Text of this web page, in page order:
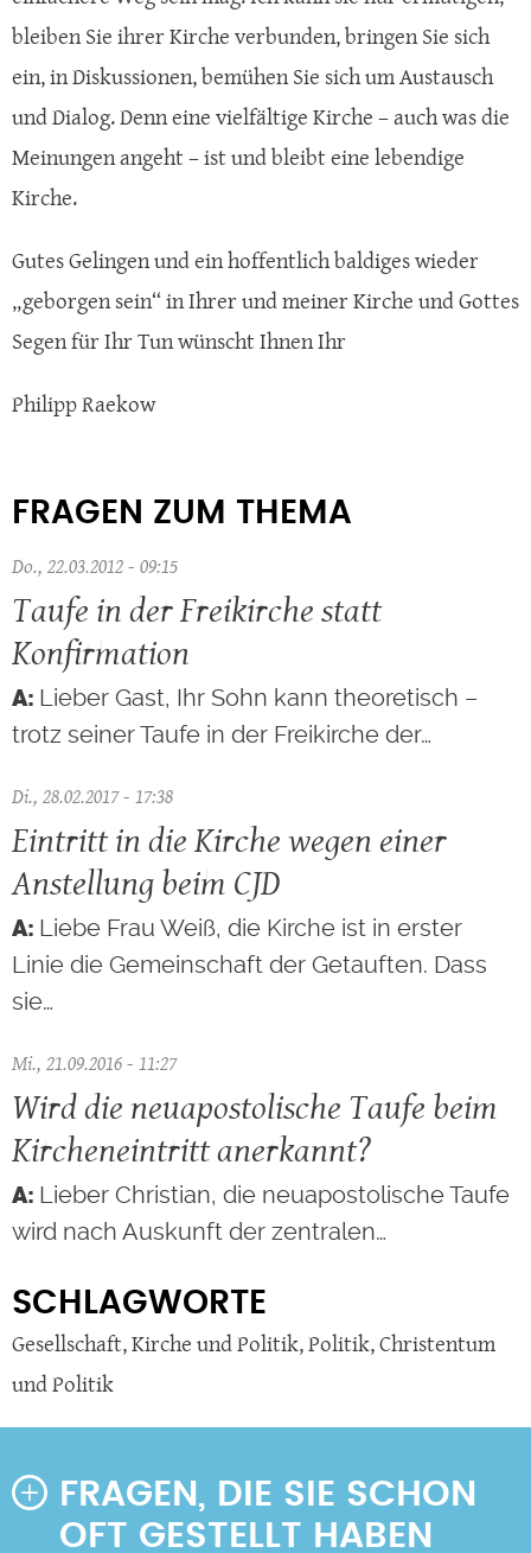
bleiben Sie ihrer Kirche verbunden, bringen Sie sich
ein, in Diskussionen, bemühen Sie sich um Austausch
und Dialog. Denn eine vielfältige Kirche – auch was die
Meinungen angeht – ist und bleibt eine lebendige
Kirche.
Gutes Gelingen und ein hoffentlich baldiges wieder
„geborgen sein“ in Ihrer und meiner Kirche und Gottes
Segen für Ihr Tun wünscht Ihnen Ihr
Philipp Raekow
FRAGEN ZUM THEMA
Do., 22.03.2012 - 09:15
Taufe in der Freikirche statt
Konfirmation
Lieber Gast, Ihr Sohn kann theoretisch –
trotz seiner Taufe in der Freikirche der…
Di., 28.02.2017 - 17:38
Eintritt in die Kirche wegen einer
Anstellung beim CJD
Liebe Frau Weiß, die Kirche ist in erster
Linie die Gemeinschaft der Getauften. Dass
sie…
Mi., 21.09.2016 - 11:27
Wird die neuapostolische Taufe beim
Kircheneintritt anerkannt?
Lieber Christian, die neuapostolische Taufe
wird nach Auskunft der zentralen…
SCHLAGWORTE
Gesellschaft,Kirche und Politik,Politik,Christentum
und Politik
FRAGEN, DIE SIE SCHON
OFT GESTELLT HABEN